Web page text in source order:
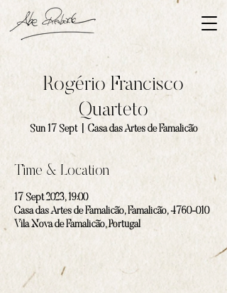
Rogério Francisco
Quarteto
Sun 17 Sept
  |
Casa das Artes de Famalicão
Time & Location
17 Sept 2023, 19:00
Casa das Artes de Famalicão, Famalicão, 4760-010
Vila Nova de Famalicão, Portugal